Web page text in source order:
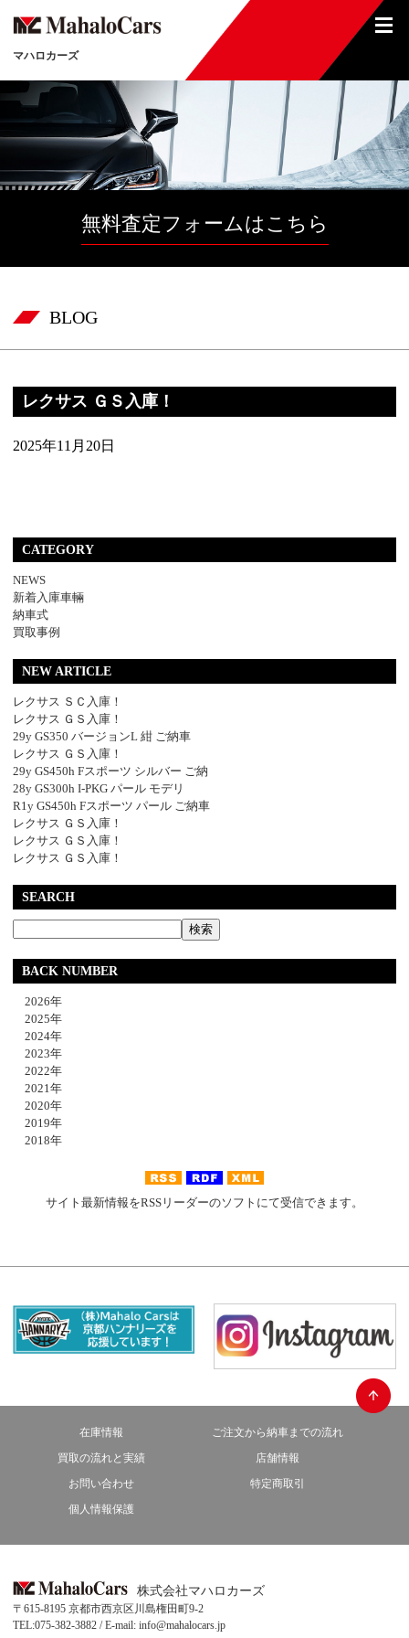
マハロカーズ
無料査定フォームはこちら
BLOG
レクサス ＧＳ入庫！
2025年11月20日
CATEGORY
NEWS
新着入庫車輛
納車式
買取事例
NEW ARTICLE
レクサス ＳＣ入庫！
レクサス ＧＳ入庫！
29y GS350 バージョンL 紺 ご納車
レクサス ＧＳ入庫！
29y GS450h Fスポーツ シルバー ご納
28y GS300h I-PKG パール モデリ
R1y GS450h Fスポーツ パール ご納車
レクサス ＧＳ入庫！
レクサス ＧＳ入庫！
レクサス ＧＳ入庫！
SEARCH
BACK NUMBER
2026年
2025年
2024年
2023年
2022年
2021年
2020年
2019年
2018年
サイト最新情報をRSSリーダーのソフトにて受信できます。
在庫情報
ご注文から納車までの流れ
買取の流れと実績
店舗情報
お問い合わせ
特定商取引
個人情報保護
株式会社マハロカーズ
〒615-8195 京都市西京区川島権田町9-2
TEL:075-382-3882 / E-mail: info@mahalocars.jp